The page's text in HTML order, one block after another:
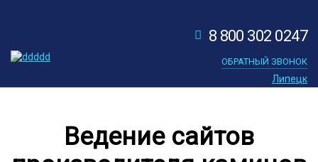
8 800 302 0247
ОБРАТНЫЙ ЗВОНОК
Липецк
Ведение сайтов